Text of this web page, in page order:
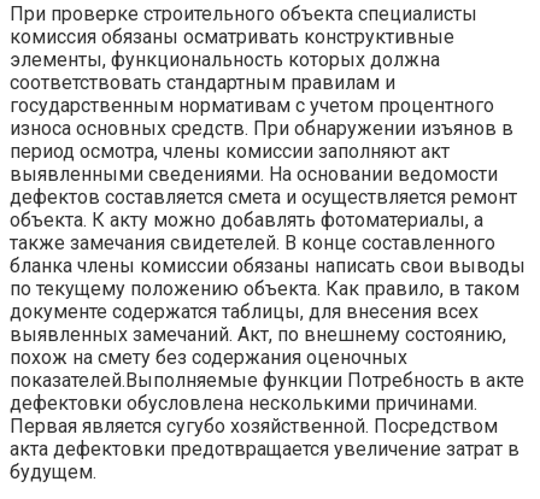
При проверке строительного объекта специалисты
комиссия обязаны осматривать конструктивные
элементы, функциональность которых должна
соответствовать стандартным правилам и
государственным нормативам с учетом процентного
износа основных средств. При обнаружении изъянов в
период осмотра, члены комиссии заполняют акт
выявленными сведениями. На основании ведомости
дефектов составляется смета и осуществляется ремонт
объекта. К акту можно добавлять фотоматериалы, а
также замечания свидетелей. В конце составленного
бланка члены комиссии обязаны написать свои выводы
по текущему положению объекта. Как правило, в таком
документе содержатся таблицы, для внесения всех
выявленных замечаний. Акт, по внешнему состоянию,
похож на смету без содержания оценочных
показателей.Выполняемые функции Потребность в акте
дефектовки обусловлена несколькими причинами.
Первая является сугубо хозяйственной. Посредством
акта дефектовки предотвращается увеличение затрат в
будущем.